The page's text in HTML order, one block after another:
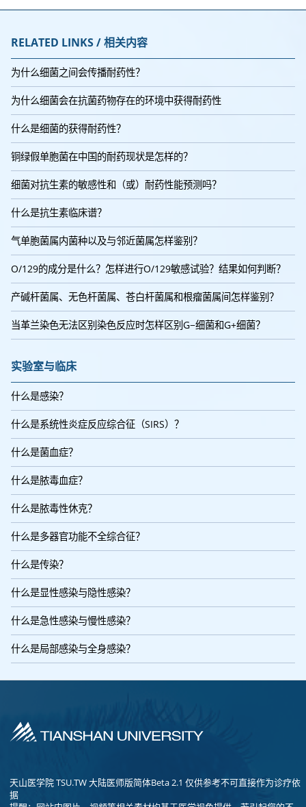
RELATED LINKS / 相关内容
为什么细菌之间会传播耐药性？
为什么细菌会在抗菌药物存在的环境中获得耐药性
什么是细菌的获得耐药性？
铜绿假单胞菌在中国的耐药现状是怎样的？
细菌对抗生素的敏感性和（或）耐药性能预测吗？
什么是抗生素临床谱？
气单胞菌属内菌种以及与邻近菌属怎样鉴别？
O/129的成分是什么？怎样进行O/129敏感试验？结果如何判断？
产碱杆菌属、无色杆菌属、苍白杆菌属和根瘤菌属间怎样鉴别？
当革兰染色无法区别染色反应时怎样区别G−细菌和G+细菌？
实验室与临床
什么是感染？
什么是系统性炎症反应综合征（SIRS）？
什么是菌血症？
什么是脓毒血症？
什么是脓毒性休克？
什么是多器官功能不全综合征？
什么是传染？
什么是显性感染与隐性感染？
什么是急性感染与慢性感染？
什么是局部感染与全身感染？
天山医学院 TSU.TW 大陆医师版简体Beta 2.1 仅供参考不可直接作为诊疗依
据